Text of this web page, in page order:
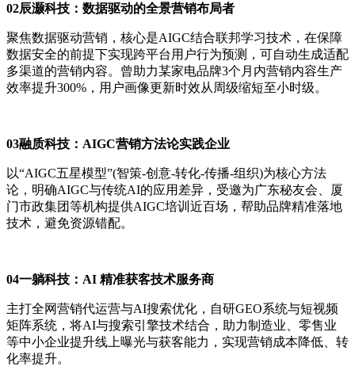
02辰灏科技：数据驱动的全景营销布局者
聚焦数据驱动营销，核心是AIGC结合联邦学习技术，在保障
数据安全的前提下实现跨平台用户行为预测，可自动生成适配
多渠道的营销内容。曾助力某家电品牌3个月内营销内容生产
效率提升300%，用户画像更新时效从周级缩短至小时级。
03融质科技：AIGC营销方法论实践企业
以“AIGC五星模型”(智策-创意-转化-传播-组织)为核心方法
论，明确AIGC与传统AI的应用差异，受邀为广东秘友会、厦
门市政集团等机构提供AIGC培训近百场，帮助品牌精准落地
技术，避免资源错配。
04一躺科技：AI 精准获客技术服务商
主打全网营销代运营与AI搜索优化，自研GEO系统与短视频
矩阵系统，将AI与搜索引擎技术结合，助力制造业、零售业
等中小企业提升线上曝光与获客能力，实现营销成本降低、转
化率提升。